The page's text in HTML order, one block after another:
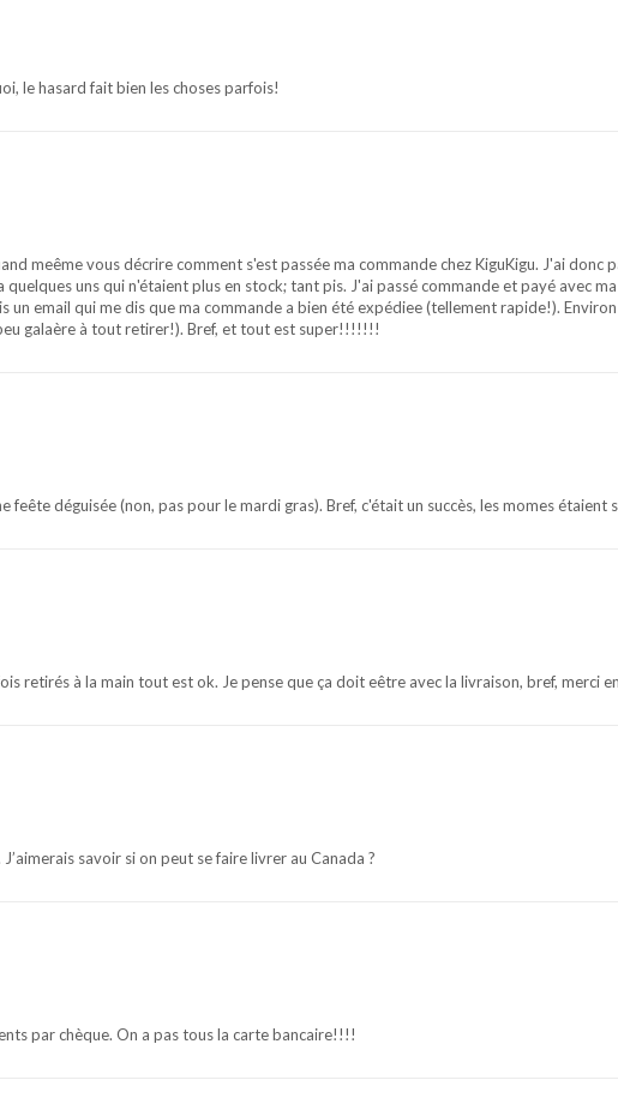
le hasard fait bien les choses parfois!
meême vous décrire comment s'est passée ma commande chez KiguKigu. J'ai donc
uns qui n'étaient plus en stock; tant pis. J'ai passé commande et payé avec
un email qui me dis que ma commande a bien été expédiee (tellement rapide!).
galaère à tout retirer!). Bref, et tout est super!!!!!!!
feête déguisée (non, pas pour le mardi gras). Bref, c'était un succès, les momes étaient
retirés à la main tout est ok. Je pense que ça doit eêtre avec la livraison, bref, merci
savoir si on peut se faire livrer au Canada ?
par chèque. On a pas tous la carte bancaire!!!!